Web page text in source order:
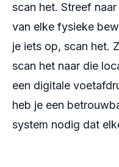
scan het. Streef
van elke fysieke
je iets op, scan het.
scan het naar die
een digitale
heb je een
system nodig dat